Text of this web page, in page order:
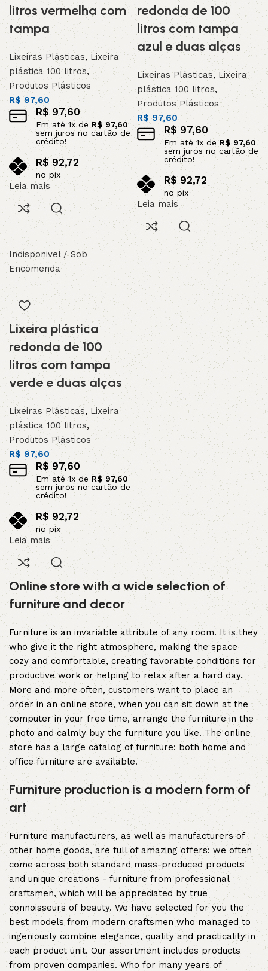
litros vermelha com
tampa
Lixeiras Plásticas, Lixeira
plástica 100 litros,
Produtos Plásticos
R$ 97,60
R$97,60
Em até 1x de R$ 97,60
sem juros no cartão de
crédito!
R$92,72
no pix
Leia mais
redonda de 100
litros com tampa
azul e duas alças
Lixeiras Plásticas,Lixeira
plástica 100 litros,
Produtos Plásticos
R$ 97,60
R$ 97,60
Em até 1x deR$ 97,60
sem juros no cartão de
crédito!
R$92,72
no pix
Leia mais
Indisponivel / Sob
Encomenda
Lixeira plástica
redonda de 100
litros com tampa
verde e duas alças
Lixeiras Plásticas, Lixeira
plástica 100 litros,
Produtos Plásticos
R$ 97,60
R$ 97,60
Em até1x de R$ 97,60
sem juros no cartão de
crédito!
R$ 92,72
no pix
Leia mais
Online store with a wide selection of
furniture and decor
Furniture is an invariable attribute of any room. It is they
who give it the right atmosphere, making the space
cozy and comfortable, creating favorable conditions for
productive work or helping to relax after a hard day.
More and more often, customers want to place an
order in an online store, when you can sit down at the
computer in your free time, arrange the furniture in the
photo and calmly buy the furniture you like. The online
store has a large catalog of furniture: both home and
office furniture are available.
Furniture production is a modern form of
art
Furniture manufacturers, as well as manufacturers of
other home goods, are full of amazing offers: we often
come across both standard mass-produced products
and unique creations - furniture from professional
craftsmen, which will be appreciated by true
connoisseurs of beauty. We have selected for you the
best models from modern craftsmen who managed to
ingeniously combine elegance, quality and practicality in
each product unit. Our assortment includes products
from proven companies. Who for many years of